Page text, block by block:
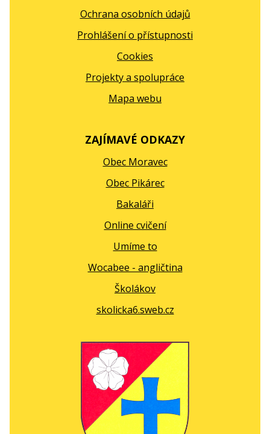
Ochrana osobních údajů
Prohlášení o přístupnosti
Cookies
Projekty a spolupráce
Mapa webu
ZAJÍMAVÉ ODKAZY
Obec Moravec
Obec Pikárec
Bakaláři
Online cvičení
Umíme to
Wocabee - angličtina
Školákov
skolicka6.sweb.cz